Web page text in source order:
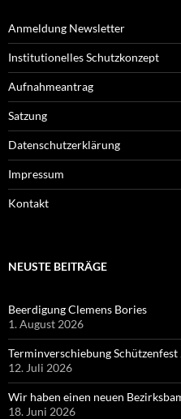
Anmeldung Newsletter
Institutionelles Schutzkonzept
Aufnahmeantrag
Satzung
Datenschutzerklärung
Impressum
Kontakt
NEUSTE BEITRÄGE
Beerdigung Clemens Bories
1. August 2026
Terminverschiebung Schützenfest
12. Juli 2026
Wir haben einen neuen
18. Juni 2026